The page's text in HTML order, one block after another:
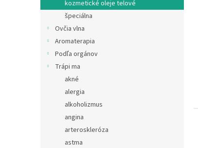
kozmetické oleje telové
špeciálna
Ovčia vlna
Aromaterapia
Podľa orgánov
Trápi ma
akné
alergia
alkoholizmus
angina
arteroskleróza
astma